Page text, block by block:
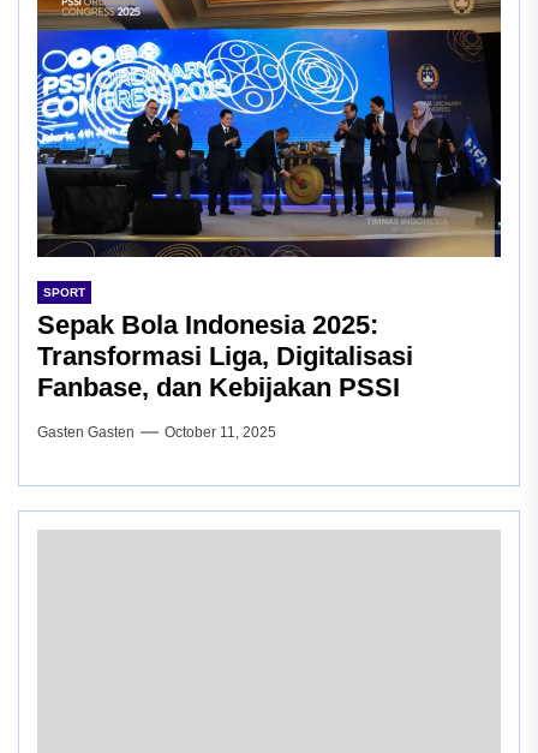
SPORT
Sepak Bola Indonesia 2025:
Transformasi Liga, Digitalisasi
Fanbase, dan Kebijakan PSSI
Gasten Gasten October 11, 2025